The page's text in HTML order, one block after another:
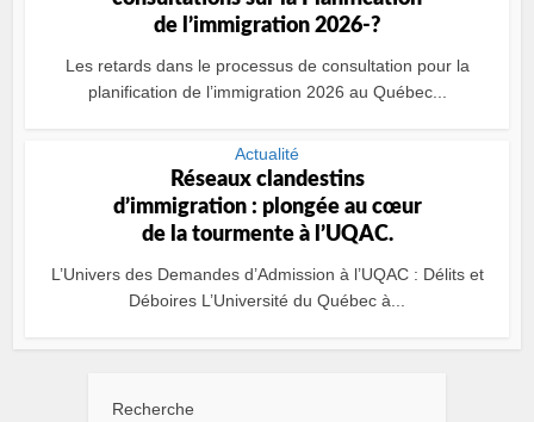
de l’immigration 2026-?
Les retards dans le processus de consultation pour la
planification de l’immigration 2026 au Québec...
Actualité
Réseaux clandestins
d’immigration : plongée au cœur
de la tourmente à l’UQAC.
L’Univers des Demandes d’Admission à l’UQAC : Délits et
Déboires L’Université du Québec à...
Recherche